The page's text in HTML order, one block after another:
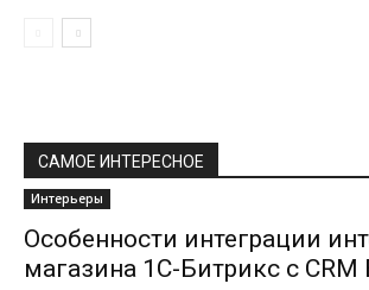
САМОЕ ИНТЕРЕСНОЕ
Интерьеры
Особенности интеграции
магазина 1С-Битрикс с CRM